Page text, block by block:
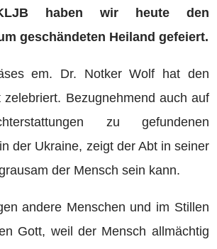
KLJB haben wir heute den
geschändeten Heiland gefeiert.
em. Dr. Notker Wolf hat den
zelebriert. Bezugnehmend auch auf
zu gefundenen
der Ukraine, zeigt der Abt in seiner
der Mensch sein kann.
andere Menschen und im Stillen
Gott, weil der Mensch allmächtig